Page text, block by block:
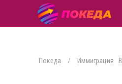
Покеда / Иммиграция